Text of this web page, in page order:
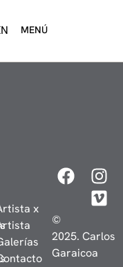
MENÚ
x
©
2025. Carlos
Garaicoa